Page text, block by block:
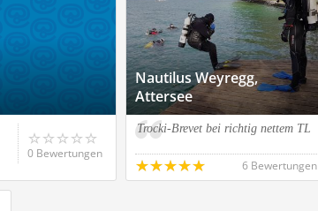
0 Bewertungen
Nautilus Weyregg,
Attersee
Trocki-Brevet bei richtig nettem TL
6 Bewertungen